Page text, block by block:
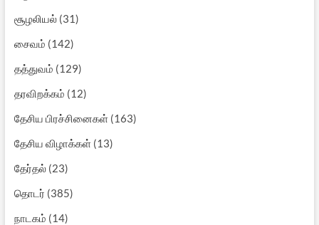
சூழலியல்(31)
சைவம் (142)
தத்துவம் (129)
தரவிறக்கம் (12)
தேசிய பிரச்சினைகள்(163)
தேசிய விழாக்கள்(13)
தேர்தல்(23)
தொடர் (385)
நாடகம் (14)